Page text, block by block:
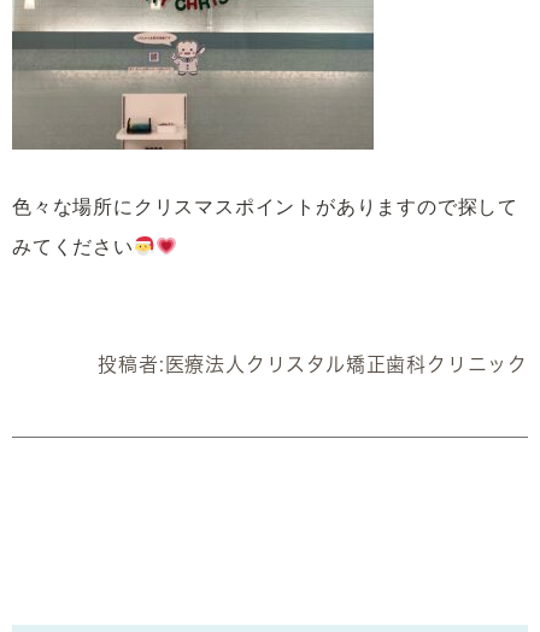
色々な場所にクリスマスポイントがありますので探して
みてください
投稿者: 医療法人クリスタル矯正歯科クリニック